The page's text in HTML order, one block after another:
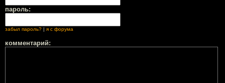
пароль:
забыл пароль? | я с форума
комментарий: